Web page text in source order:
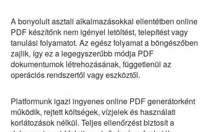
A bonyolult asztali alkalmazásokkal ellentétben online
PDF készítőnk nem igényel letöltést, telepítést vagy
tanulási folyamatot. Az egész folyamat a böngészőben
zajlik, így ez a legegyszerűbb módja PDF
dokumentumok létrehozásának, függetlenül az
operációs rendszertől vagy eszköztől.
Platformunk igazi ingyenes online PDF generátorként
működik, rejtett költségek, vízjelek és használati
korlátozások nélkül. Teljes ellenőrzést biztosít a